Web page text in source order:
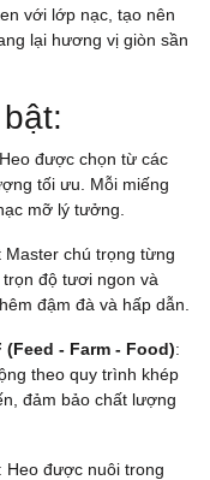
với lớp nạc, tạo nên
lại hương vị giòn sần
được chọn từ các
tối ưu. Mỗi miếng
mỡ lý tưởng.
Master chú trọng từng
độ tươi ngon và
đậm đà và hấp dẫn.
- Farm - Food):
theo quy trình khép
đảm bảo chất lượng
: Heo được nuôi trong